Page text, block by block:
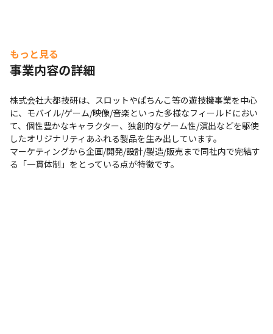
もっと見る
事業内容の詳細
株式会社大都技研は、スロットやぱちんこ等の遊技機事業を中心
に、モバイル/ゲーム/映像/音楽といった多様なフィールドにおい
て、個性豊かなキャラクター、独創的なゲーム性/演出などを駆使
したオリジナリティあふれる製品を生み出しています。
マーケティングから企画/開発/設計/製造/販売まで同社内で完結す
る「一貫体制」をとっている点が特徴です。